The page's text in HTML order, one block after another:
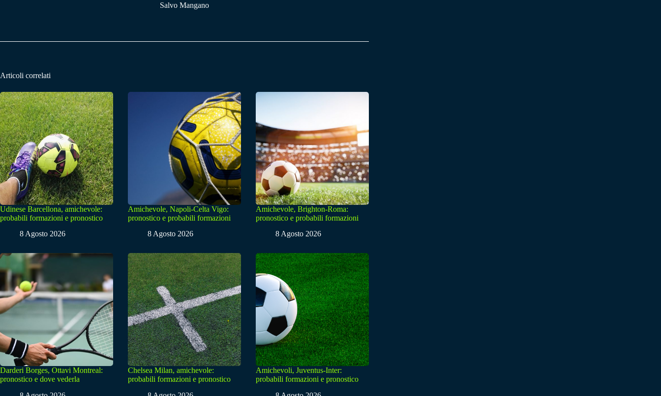
Salvo Mangano
Articoli correlati
Udinese Barcellona, amichevole:
probabili formazioni e pronostico
8 Agosto 2026
Amichevole, Napoli-Celta Vigo:
pronostico e probabili formazioni
8 Agosto 2026
Amichevole, Brighton-Roma:
pronostico e probabili formazioni
8 Agosto 2026
Darderi Borges, Ottavi Montreal:
pronostico e dove vederla
Chelsea Milan, amichevole:
probabili formazioni e pronostico
Amichevoli, Juventus-Inter:
probabili formazioni e pronostico